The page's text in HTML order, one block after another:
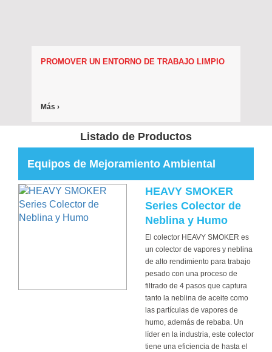
PROMOVER UN ENTORNO DE TRABAJO LIMPIO
Más ›
Listado de Productos
Equipos de Mejoramiento Ambiental
HEAVY SMOKER
Series Colector de
Neblina y Humo
El colector HEAVY SMOKER es
un colector de vapores y neblina
de alto rendimiento para trabajo
pesado con una proceso de
filtrado de 4 pasos que captura
tanto la neblina de aceite como
las partículas de vapores de
humo, además de rebaba. Un
líder en la industria, este colector
tiene una eficiencia de hasta el